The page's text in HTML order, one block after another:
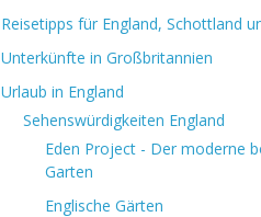
Reisetipps für England, Schottland
Unterkünfte in Großbritannien
Urlaub in England
Sehenswürdigkeiten England
Eden Project - Der moderne
Garten
Englische Gärten